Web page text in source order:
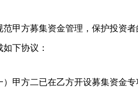
范甲方募集资金管理，保护投资
下协议：
）甲方二已在乙方开设募集资金